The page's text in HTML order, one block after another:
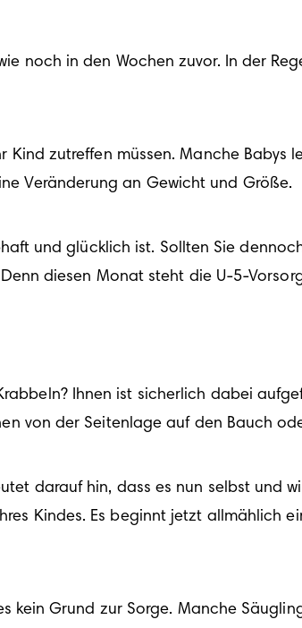
noch in den Wochen zuvor. In der
zutreffen müssen. Manche Babys
Veränderung an Gewicht und Größe.
und glücklich ist. Sollten Sie
diesen Monat steht die U-5-
Ihnen ist sicherlich dabei
von der Seitenlage auf den Bauch
darauf hin, dass es nun selbst und
Kindes. Es beginnt jetzt allmählich
Grund zur Sorge. Manche